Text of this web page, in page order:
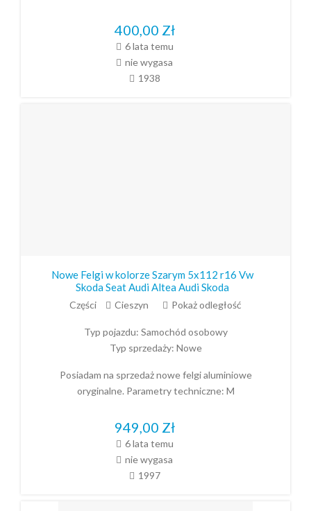
400,00 Zł
6 lata temu
nie wygasa
1938
Nowe Felgi w kolorze Szarym 5x112 r16 Vw
Skoda Seat Audi Altea Audi Skoda
Części Cieszyn Pokaż odległość
Typ pojazdu: Samochód osobowy
Typ sprzedaży: Nowe
Posiadam na sprzedaż nowe felgi aluminiowe
oryginalne. Parametry techniczne: M
949,00 Zł
6 lata temu
nie wygasa
1997